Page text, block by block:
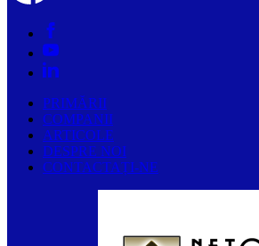
PRIMĂRII
COMPANII
ARTICOLE
DESPRE NOI
CONTACTAȚI-NE